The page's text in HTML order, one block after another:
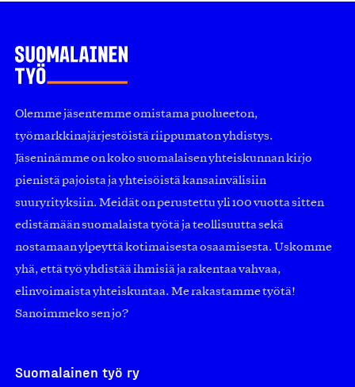
Olemme jäsentemme omistama puolueeton,
työmarkkinajärjestöistä riippumaton yhdistys.
Jäseninämme on koko suomalaisen yhteiskunnan kirjo
pienistä pajoista ja yhteisöistä kansainvälisiin
suuryrityksiin. Meidät on perustettu yli 100 vuotta sitten
edistämään suomalaista työtä ja teollisuutta sekä
nostamaan ylpeyttä kotimaisesta osaamisesta. Uskomme
yhä, että työ yhdistää ihmisiä ja rakentaa vahvaa,
elinvoimaista yhteiskuntaa. Me rakastamme työtä!
Sanoimmeko sen jo?
Suomalainen työ ry